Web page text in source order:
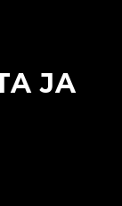
JA